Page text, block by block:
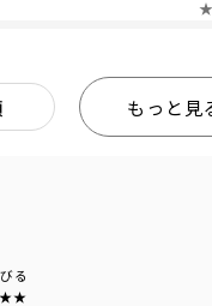
もっと見
る